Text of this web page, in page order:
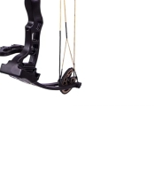
1...
Weight: 8.3 LBS
Velocity: 900 FPS